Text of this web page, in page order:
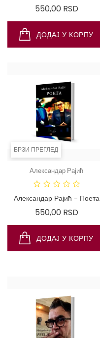
550,00 RSDЦена
ДОДАЈ У КОРПУ
БРЗИ ПРЕГЛЕД
Александар Рајић
Александар Рајић - Поета
550,00 RSDЦена
ДОДАЈ У КОРПУ